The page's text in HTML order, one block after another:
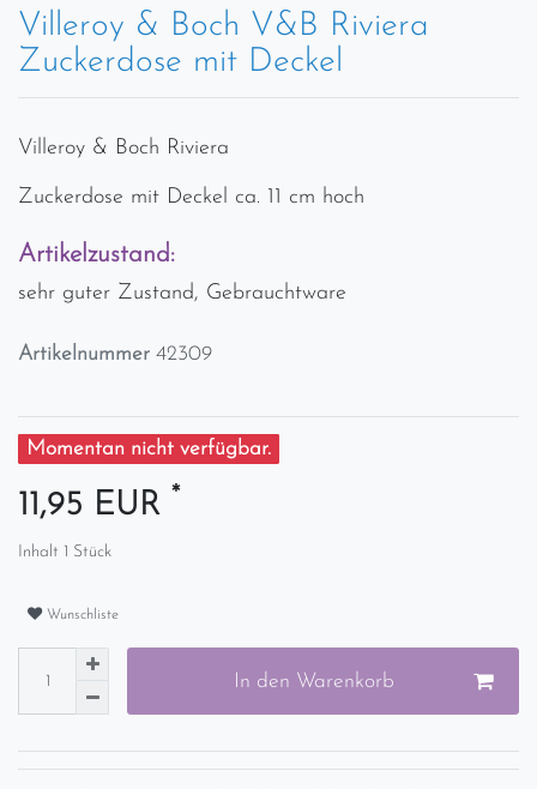
Villeroy & Boch V&B Riviera
Zuckerdose mit Deckel
Villeroy & Boch Riviera
Zuckerdose mit Deckel ca. 11 cm hoch
Artikelzustand:
sehr guter Zustand, Gebrauchtware
Artikelnummer 42309
Momentan nicht verfügbar.
11,95 EUR *
Inhalt 1 Stück
Wunschliste
In den Warenkorb